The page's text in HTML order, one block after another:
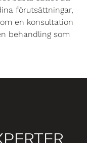
förutsättningar,
en konsultation
behandling som